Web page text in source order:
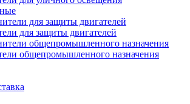
для защиты двигателей
общепромышленного назначения